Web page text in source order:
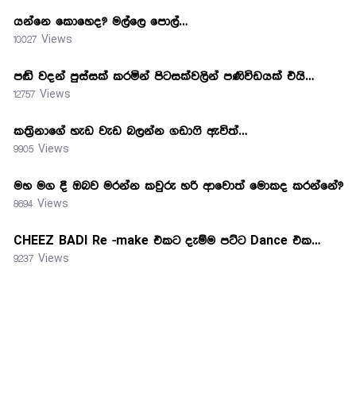
යන්නෙ කොහෙද? මල්ලෙ පොල්…
10027 Views
පඬි වදන් පුස්සක් කරමින් පිටසක්වලින් පණිවිඩයක් එයි…
12757 Views
කත්‍රිනාගේ හැඩ වැඩ බලන්න ගඩාෆි ඇවිත්…
9905 Views
මහ මග දී ඔබව මරන්න කවුරු හරි ආවොත් මොකද කරන්නේ?
8694 Views
CHEEZ BADI Re -make එකට දැම්ම පට්ට Dance එක…
9237 Views